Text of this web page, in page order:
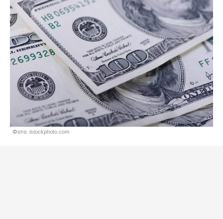
Фото: istockphoto.com